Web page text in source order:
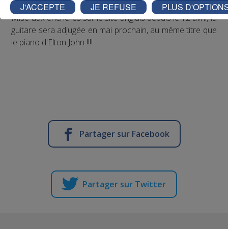
Mise aux enchères sur le site anglais depuis le 12 avril, la
guitare sera adjugée en mai prochain, au même titre que
le piano d'Elton John !!!!
Partager sur Facebook
Partager sur Twitter
J'ACCEPTE JE REFUSE PLUS